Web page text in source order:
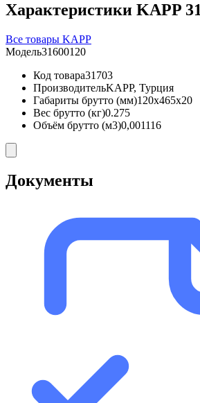
Характеристики KAPP
Все товары KAPP
Модель31600120
Код товара31703
ПроизводительKAPP, Турция
Габариты брутто (мм)120x465x20
Вес брутто (кг)0.275
Объём брутто (м3)0,001116
Документы